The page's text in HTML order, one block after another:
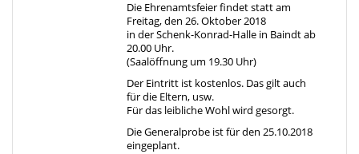
Die Ehrenamtsfeier findet statt am
Freitag, den 26. Oktober 2018
in der Schenk-Konrad-Halle in Baindt ab
20.00 Uhr.
(Saalöffnung um 19.30 Uhr)
Der Eintritt ist kostenlos. Das gilt auch
für die Eltern, usw.
Für das leibliche Wohl wird gesorgt.
Die Generalprobe ist für den 25.10.2018
eingeplant.